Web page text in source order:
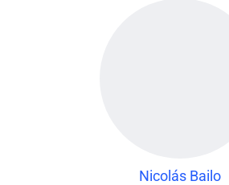
Nicolás Bailo